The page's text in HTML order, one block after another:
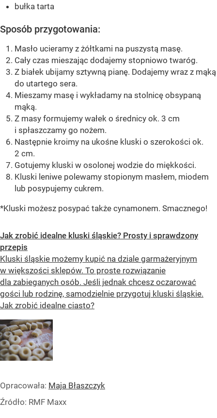
bułka tarta
Sposób przygotowania:
Masło ucieramy z żółtkami na puszystą masę.
Cały czas mieszając dodajemy stopniowo twaróg.
Z białek ubijamy sztywną pianę. Dodajemy wraz z mąką
do utartego sera.
Mieszamy masę i wykładamy na stolnicę obsypaną
mąką.
Z masy formujemy wałek o średnicy ok. 3 cm
i spłaszczamy go nożem.
Następnie kroimy na ukośne kluski o szerokości ok.
2 cm.
Gotujemy kluski w osolonej wodzie do miękkości.
Kluski leniwe polewamy stopionym masłem, miodem
lub posypujemy cukrem.
*Kluski możesz posypać także cynamonem. Smacznego!
Jak zrobić idealne kluski śląskie? Prosty i sprawdzony
przepis
Kluski śląskie możemy kupić na dziale garmażeryjnym
w większości sklepów. To proste rozwiązanie
dla zabieganych osób. Jeśli jednak chcesz oczarować
gości lub rodzinę, samodzielnie przygotuj kluski śląskie.
Jak zrobić idealne ciasto?
Opracowała: Maja Błaszczyk
Źródło: RMF Maxx